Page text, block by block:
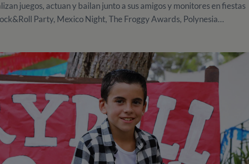
juegos, actuan y bailan junto a sus amigos y monitores en fiestas
Party, Mexico Night, The Froggy Awards, Polynesia…